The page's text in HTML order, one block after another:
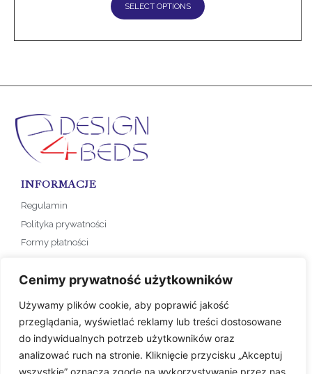
Cenimy prywatność użytkowników
Używamy plików cookie, aby poprawić jakość
przeglądania, wyświetlać reklamy lub treści dostosowane
do indywidualnych potrzeb użytkowników oraz
analizować ruch na stronie. Kliknięcie przycisku „Akceptuj
wszystkie” oznacza zgodę na wykorzystywanie przez nas
SELECT OPTIONS
INFORMACJE
Regulamin
Polityka prywatności
Formy płatności
KOLEKCJA NA ZAMÓWIENIE
KONTAKT